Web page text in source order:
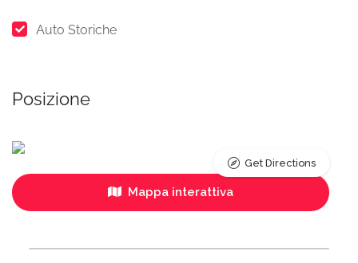
Auto Storiche
Posizione
Mappa interattiva
Get Directions